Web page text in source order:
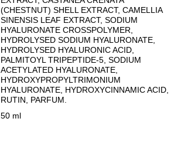
(CHESTNUT) SHELL EXTRACT, CAMELLIA
SINENSIS LEAF EXTRACT, SODIUM
HYALURONATE CROSSPOLYMER,
HYDROLYSED SODIUM HYALURONATE,
HYDROLYSED HYALURONIC ACID,
PALMITOYL TRIPEPTIDE-5, SODIUM
ACETYLATED HYALURONATE,
HYDROXYPROPYLTRIMONIUM
HYALURONATE, HYDROXYCINNAMIC ACID,
RUTIN, PARFUM.
50 ml